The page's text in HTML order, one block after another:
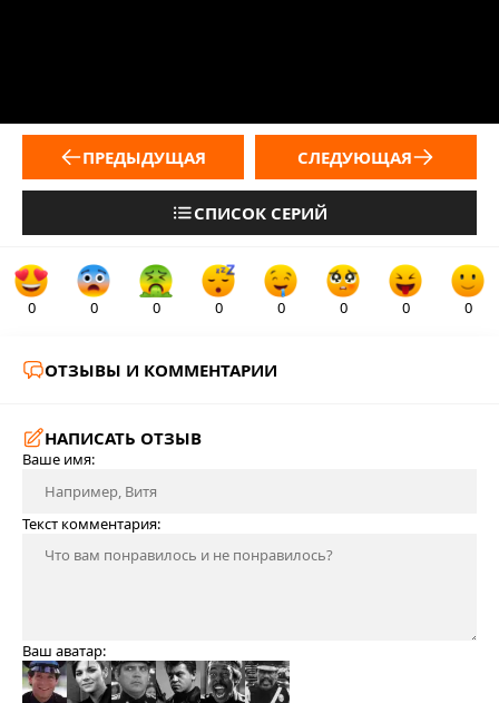
ПРЕДЫДУЩАЯ
СПИСОК СЕРИЙ
СЛЕДУЮЩАЯ
0 0 0 0 0 0 0 0
ОТЗЫВЫ И КОММЕНТАРИИ
НАПИСАТЬ ОТЗЫВ
Ваше имя:
Текст комментария:
Ваш аватар: